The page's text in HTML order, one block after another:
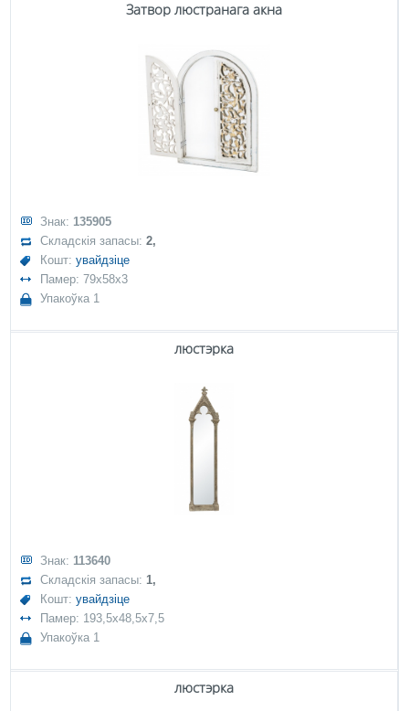
Затвор люстранага акна
Знак: 135905
Складскія запасы:2,
Кошт:увайдзіце
Памер: 79x58x3
Упакоўка 1
люстэрка
Знак: 113640
Складскія запасы:1,
Кошт:увайдзіце
Памер: 193,5x48,5x7,5
Упакоўка 1
люстэрка